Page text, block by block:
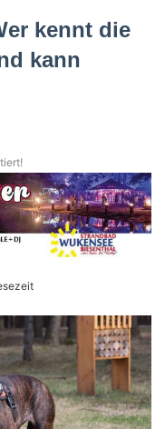
kennt die
kann